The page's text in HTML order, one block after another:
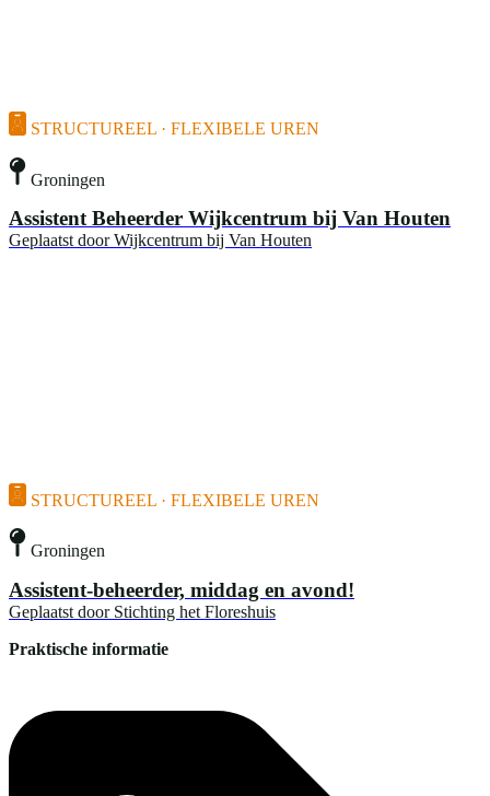
STRUCTUREEL · FLEXIBELE UREN
Groningen
Assistent Beheerder Wijkcentrum bij Van Houten
Geplaatst door Wijkcentrum bij Van Houten
STRUCTUREEL · FLEXIBELE UREN
Groningen
Assistent-beheerder, middag en avond!
Geplaatst door Stichting het Floreshuis
Praktische informatie